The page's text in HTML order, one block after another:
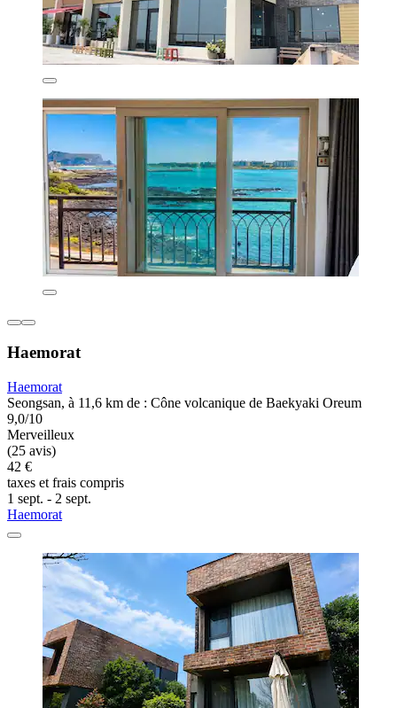
Haemorat
Haemorat
Seongsan, à 11,6 km de : Cône volcanique de Baekyaki Oreum
9,0/10
Merveilleux
(25 avis)
42 €
taxes et frais compris
1 sept. - 2 sept.
Haemorat